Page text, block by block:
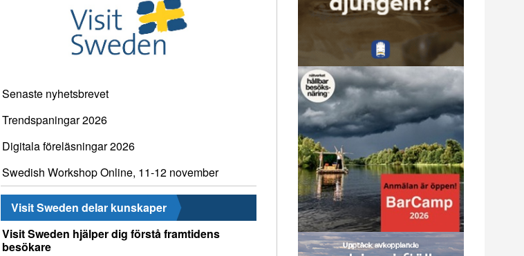
Senaste nyhetsbrevet
Trendspaningar 2026
Digitala föreläsningar 2026
Swedish Workshop Online, 11-12 november
Visit Sweden delar kunskaper
Visit Sweden hjälper dig förstå framtidens
besökare